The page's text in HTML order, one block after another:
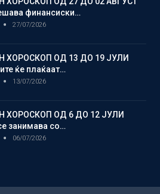
финансиски…
27/07/2026
ХОРОСКОП ОД 13 ДО 19 ЈУЛИ
ќе плаќаат…
13/07/2026
ХОРОСКОП ОД 6 ДО 12 ЈУЛИ
занимава со…
06/07/2026